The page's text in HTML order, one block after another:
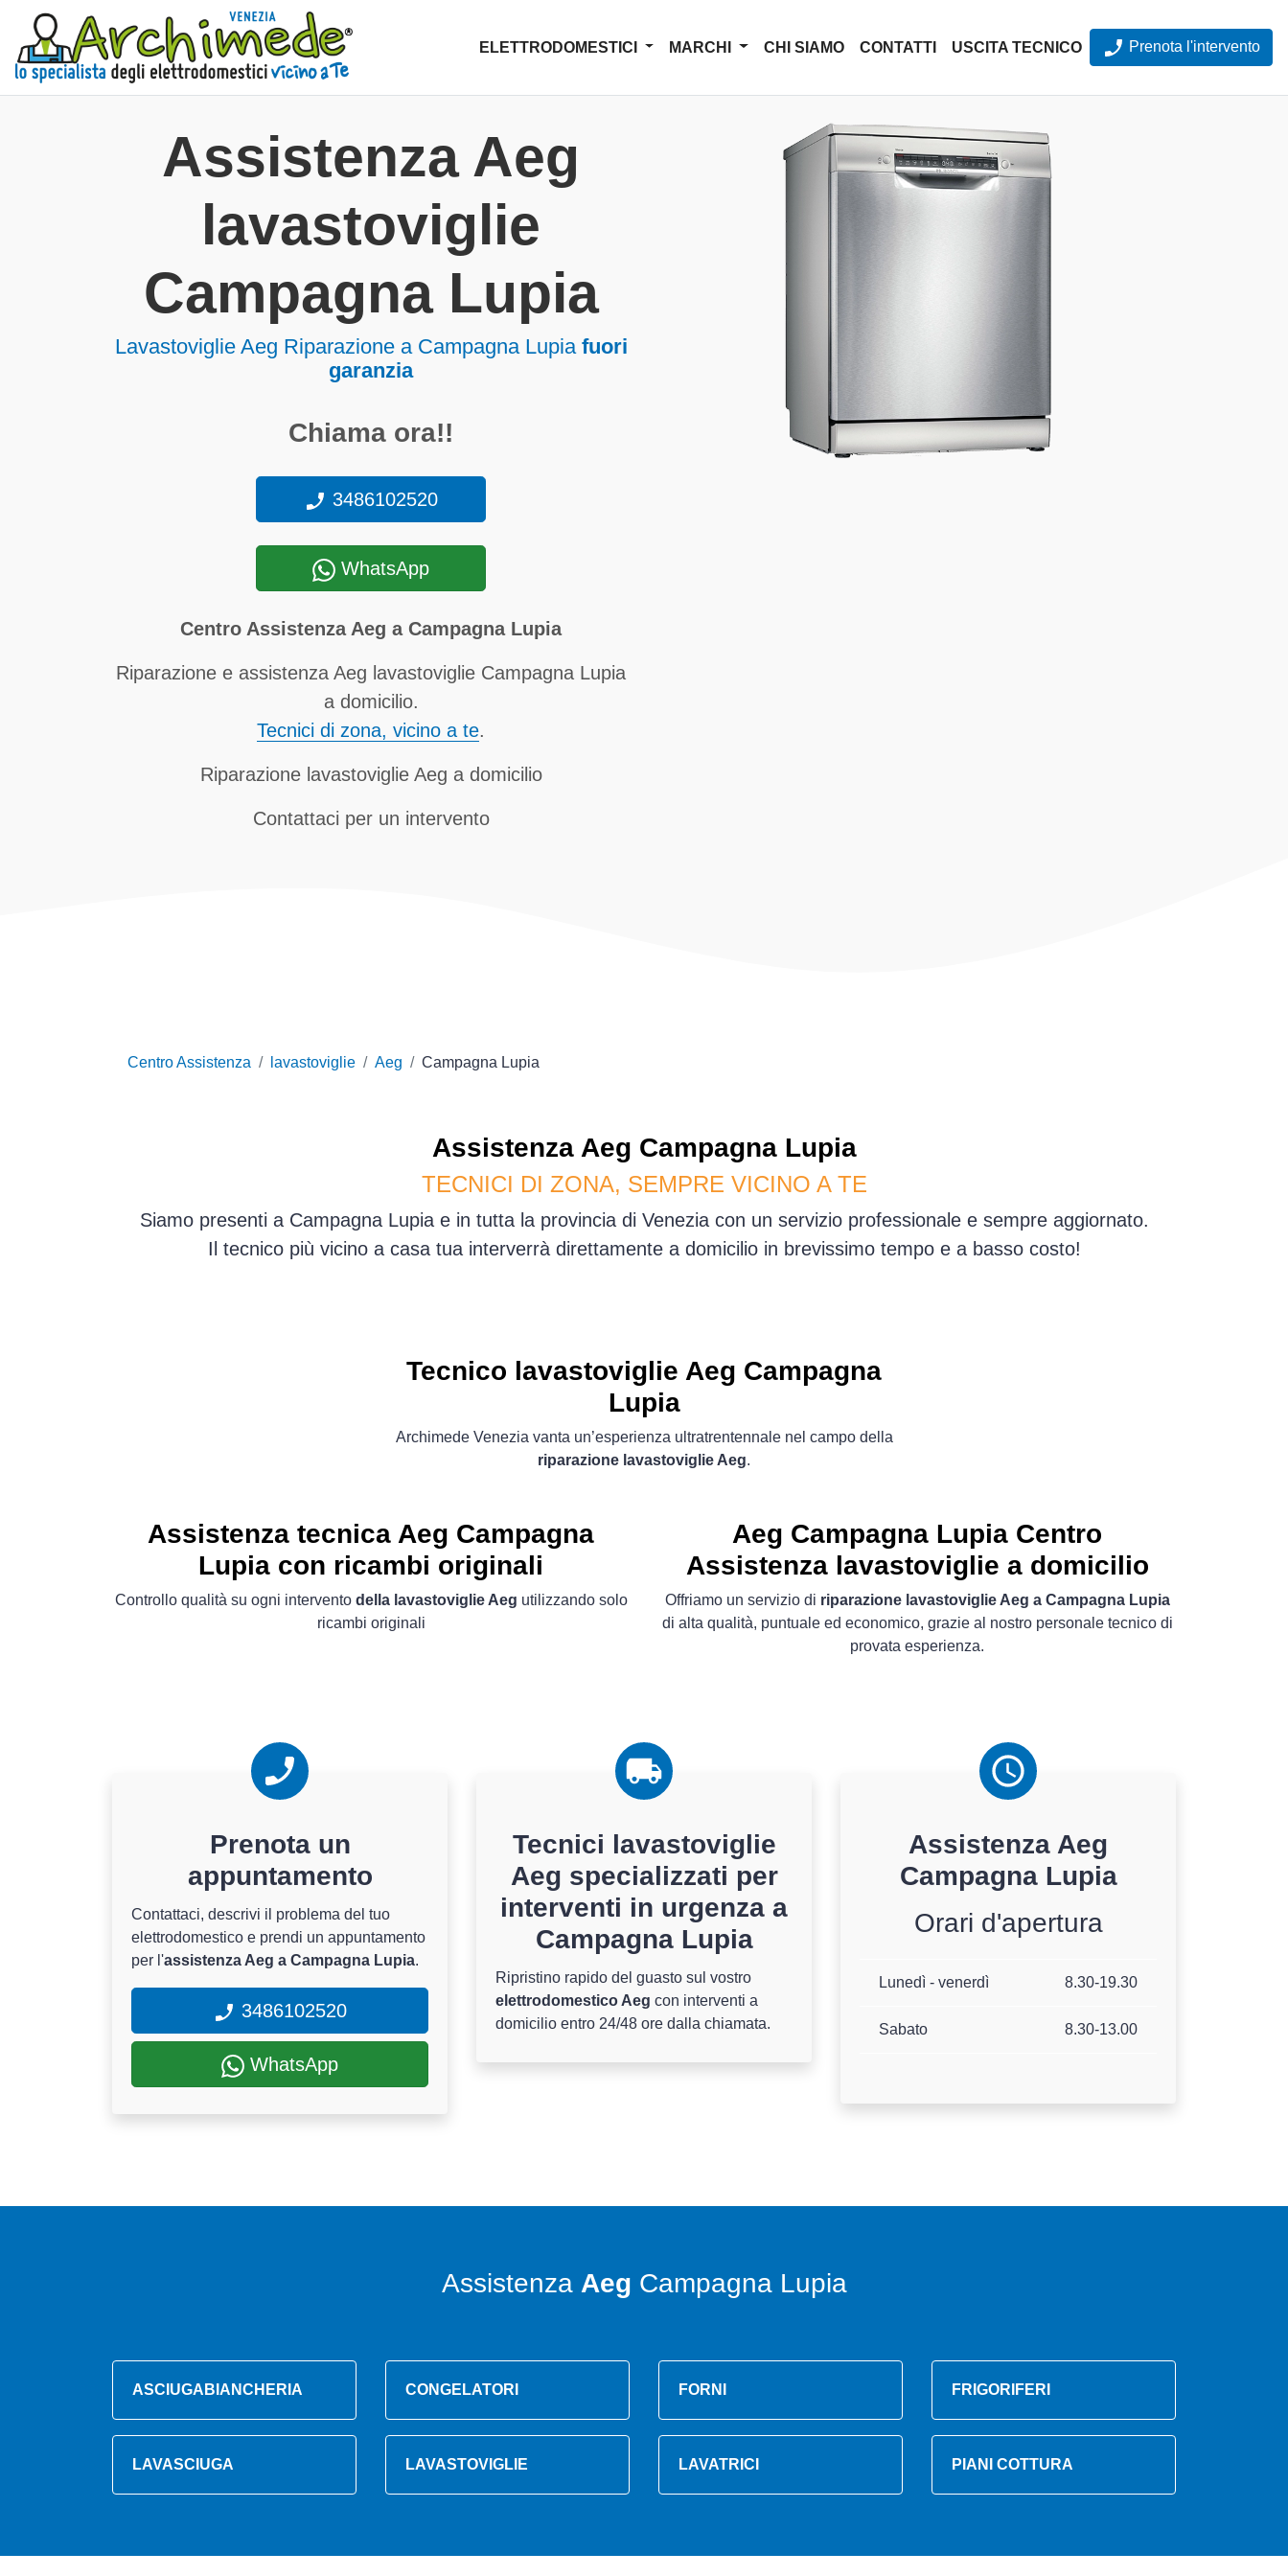
ELETTRODOMESTICI MARCHI CHI SIAMO CONTATTI USCITA TECNICO Prenota l'intervento
Assistenza Aeg
lavastoviglie
Campagna Lupia
LavastoviglieAeg Riparazione a Campagna Lupia fuori
garanzia
Chiama ora!!
3486102520
WhatsApp
Centro Assistenza Aeg a Campagna Lupia
Riparazione e assistenza Aeg lavastoviglie Campagna Lupia
a domicilio.
Tecnici di zona, vicino a te.
Riparazione lavastoviglie Aeg a domicilio
Contattaci per un intervento
Centro Assistenza lavastoviglie Aeg Campagna Lupia
Assistenza Aeg Campagna Lupia
TECNICI DI ZONA, SEMPRE VICINO A TE
Siamo presenti a Campagna Lupia e in tutta la provincia di Venezia con un servizio professionale e sempre aggiornato.
Il tecnico più vicino a casa tua interverrà direttamente a domicilio in brevissimo tempo e a basso costo!
Tecnico lavastoviglie Aeg Campagna
Lupia
Archimede Venezia vanta un’esperienza ultratrentennale nel campo della
riparazione lavastoviglie Aeg.
Assistenza tecnica Aeg Campagna
Lupia con ricambi originali
Controllo qualità su ogni intervento della lavastoviglie Aeg utilizzando solo
ricambi originali
Aeg Campagna Lupia Centro
Assistenza lavastoviglie a domicilio
Offriamo un servizio di riparazione lavastoviglie Aeg a Campagna Lupia
di alta qualità, puntuale ed economico, grazie al nostro personale tecnico di
provata esperienza.
Prenota un
appuntamento
Contattaci, descrivi il problema del tuo
elettrodomestico e prendi un appuntamento
per l'assistenza Aeg a Campagna Lupia.
3486102520
WhatsApp
Tecnici lavastoviglie
Aeg specializzati per
interventi in urgenza a
Campagna Lupia
Ripristino rapido del guasto sul vostro
elettrodomestico Aeg con interventi a
domicilio entro 24/48 ore dalla chiamata.
Assistenza Aeg
Campagna Lupia
Orari d'apertura
Lunedì - venerdì 8.30-19.30
Sabato 8.30-13.00
Assistenza Aeg Campagna Lupia
ASCIUGABIANCHERIA CONGELATORI FORNI FRIGORIFERI
LAVASCIUGA LAVASTOVIGLIE LAVATRICI PIANI COTTURA